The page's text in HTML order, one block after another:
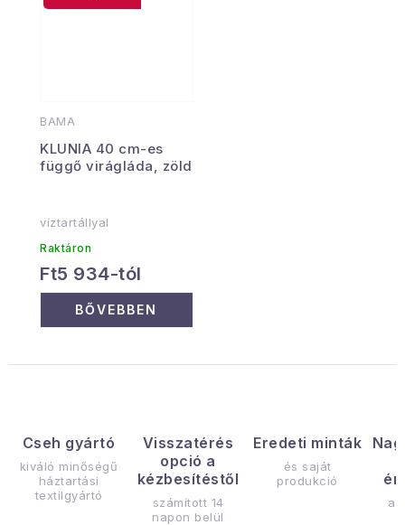
Cseh gyártó
kiváló minőségű
háztartási
textilgyártó
Visszatérés
opció a
kézbesítéstől
számított 14
napon belül
Eredeti minták
és saját
produkció
BAMA
KLUNIA 40 cm-es
függő virágláda, zöld
víztartállyal
Raktáron
Ft5 934-tól
BŐVEBBEN